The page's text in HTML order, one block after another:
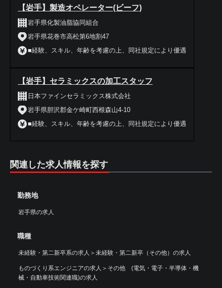
【岩手】製造オペレーター(ビーフ)
岩手県化製油脂協同組合
岩手県花巻市高松第6地割47
■経験、スキル、年齢を考慮の上、同社規定により優遇
【岩手】セラミックスの加工スタッフ
日本ファインセラミックス株式会社
岩手県胆沢郡金ケ崎町西根森山4-10
■経験、スキル、年齢を考慮の上、同社規定により優遇
関連した求人情報を探す
勤務地
岩手県の求人
職種
未経験・第二新卒系の求人 ＞ 未経験・第二新卒（その他）の求人
ものづくり系エンジニアの求人 ＞ その他 (電気・電子・半導体・機
械・自動車技術関連職)の求人